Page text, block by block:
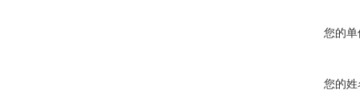
您的单
您的姓